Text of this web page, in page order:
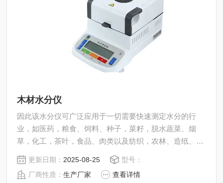
木材水分仪
因此该水分仪可广泛应用于一切需要快速测定水分的行
业，如医药，粮食、饲料、种子，菜籽，脱水蔬菜、烟
草，化工，茶叶，食品、肉类以及纺织，农林、造纸、橡
胶、塑胶、纺织等行业中的实验室与生产过程中。同时满
足固体、颗粒、粉末、胶状体及液体含水率的测定要求，
深圳市后王电子科技有限公司始终立志于为用户提供多用
更新日期： 2025-08-25
型号：
厂商性质：生产厂家 查看详情